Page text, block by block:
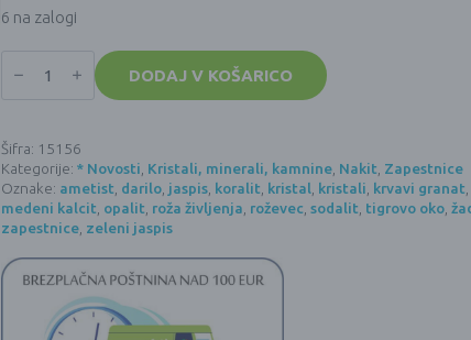
6 na zalogi
zapestnica
8
mm)
-
KRVAVI
GRANAT
količina
DODAJ V KOŠARICO
Šifra: 15156
Kategorije: * Novosti, Kristali, minerali, kamnine, Nakit, Zapestnice
Oznake: ametist, darilo, jaspis, koralit, kristal, kristali, krvavi granat,
medeni kalcit, opalit, roža življenja, roževec, sodalit, tigrovo oko,
zapestnice, zeleni jaspis